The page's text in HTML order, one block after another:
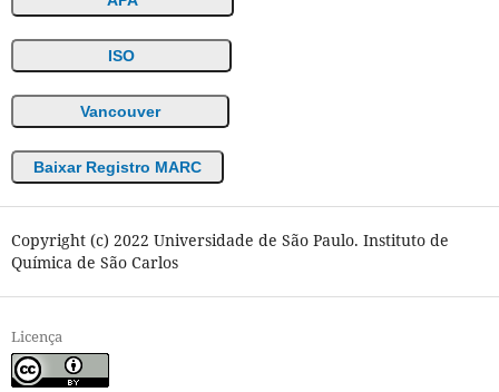
ISO
Vancouver
Baixar Registro MARC
Copyright (c) 2022 Universidade de São Paulo. Instituto de
Química de São Carlos
Licença